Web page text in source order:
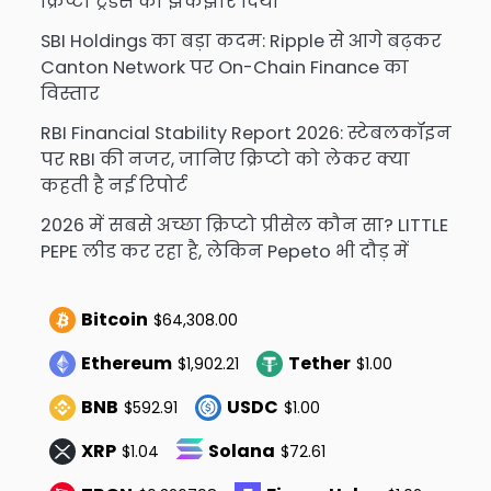
SBI Holdings का बड़ा कदम: Ripple से आगे बढ़कर
Canton Network पर On-Chain Finance का
विस्तार
RBI Financial Stability Report 2026: स्टेबलकॉइन
पर RBI की नजर, जानिए क्रिप्टो को लेकर क्या
कहती है नई रिपोर्ट
2026 में सबसे अच्छा क्रिप्टो प्रीसेल कौन सा? LITTLE
PEPE लीड कर रहा है, लेकिन Pepeto भी दौड़ में
Bitcoin $64,308.00
Ethereum $1,902.21 Tether $1.00
BNB $592.91 USDC $1.00
XRP $1.04 Solana $72.61